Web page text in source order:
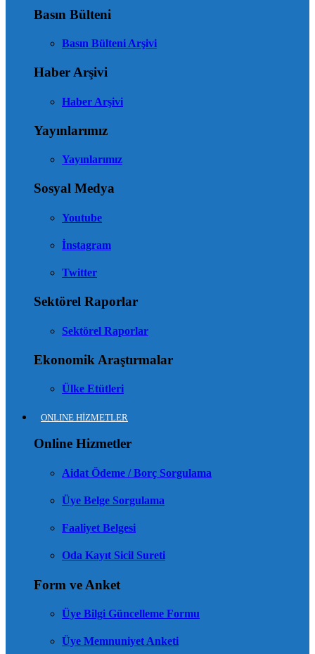
Basın Bülteni
Basın Bülteni Arşivi
Haber Arşivi
Haber Arşivi
Yayınlarımız
Yayınlarımız
Sosyal Medya
Youtube
İnstagram
Twitter
Sektörel Raporlar
Sektörel Raporlar
Ekonomik Araştırmalar
Ülke Etütleri
ONLINE HİZMETLER
Online Hizmetler
Aidat Ödeme / Borç Sorgulama
Üye Belge Sorgulama
Faaliyet Belgesi
Oda Kayıt Sicil Sureti
Form ve Anket
Üye Bilgi Güncelleme Formu
Üye Memnuniyet Anketi